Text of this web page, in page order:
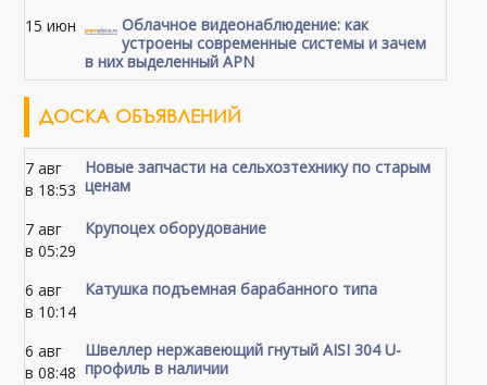
15 июн
Облачное видеонаблюдение: как
устроены современные системы и зачем
в них выделенный APN
ДОСКА ОБЪЯВЛЕНИЙ
7 авг
в 18:53
Новые запчасти на сельхозтехнику по старым
ценам
7 авг
в 05:29
Крупоцех оборудование
6 авг
в 10:14
Катушка подъемная барабанного типа
6 авг
в 08:48
Швеллер нержавеющий гнутый AISI 304 U-
профиль в наличии